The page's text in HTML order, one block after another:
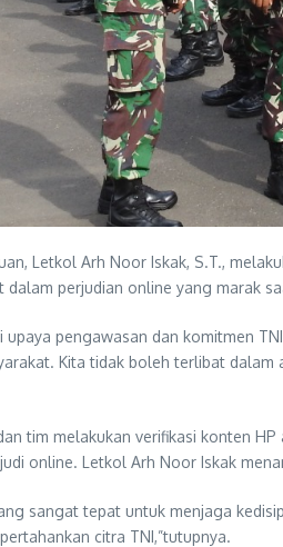
Letkol Arh Noor Iskak, S.T.,
perjudian online yang marak
pengawasan dan komitmen
Kita tidak boleh terlibat
tim melakukan verifikasi konten
online. Letkol Arh Noor Iskak
sangat tepat untuk menjaga
citra TNI,”tutupnya.